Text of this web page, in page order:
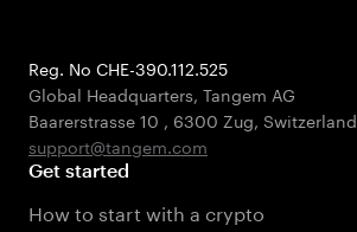
Reg. No CHE-390.112.525
Global Headquarters, Tangem AG
Baarerstrasse 10 , 6300 Zug, Switzerland
support@tangem.com
Get started
How to start with a crypto